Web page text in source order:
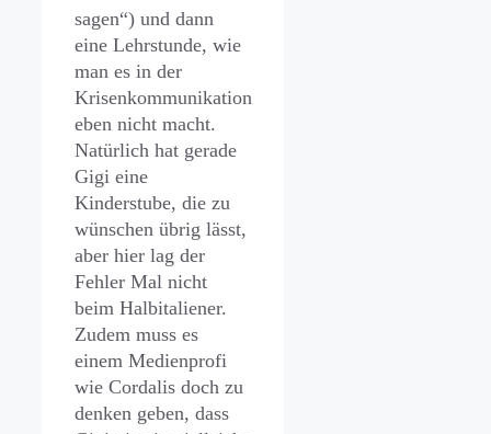
sagen“) und dann
eine Lehrstunde, wie
man es in der
Krisenkommunikation
eben nicht macht.
Natürlich hat gerade
Gigi eine
Kinderstube, die zu
wünschen übrig lässt,
aber hier lag der
Fehler Mal nicht
beim Halbitaliener.
Zudem muss es
einem Medienprofi
wie Cordalis doch zu
denken geben, dass